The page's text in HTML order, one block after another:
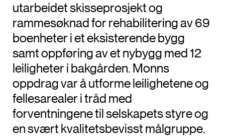
utarbeidet skisseprosjekt og
rammesøknad for rehabilitering av 69
boenheter i et eksisterende bygg
samt oppføring av et nybygg med 12
leiligheter i bakgården. Monns
oppdrag var å utforme leilighetene og
fellesarealer i tråd med
forventningene til selskapets styre og
en svært kvalitetsbevisst målgruppe.